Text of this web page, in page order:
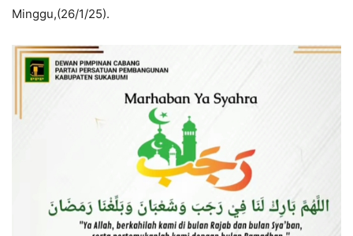
Minggu,(26/1/25).